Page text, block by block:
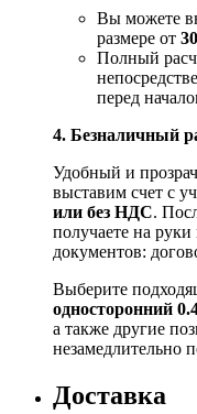
Вы можете
размере от
Полный
перед
4. Безналичный
Удобный и
выставим счет с
или без НДС.
получаете на
документов:
Выберите
односторонний
а также другие
незамедлительно
Доставка